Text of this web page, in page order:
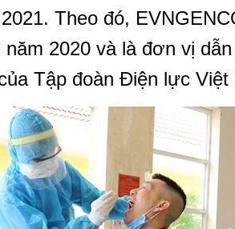
Theo đó,
2020 và là đơn vị
Tập đoàn Điện lực Việt